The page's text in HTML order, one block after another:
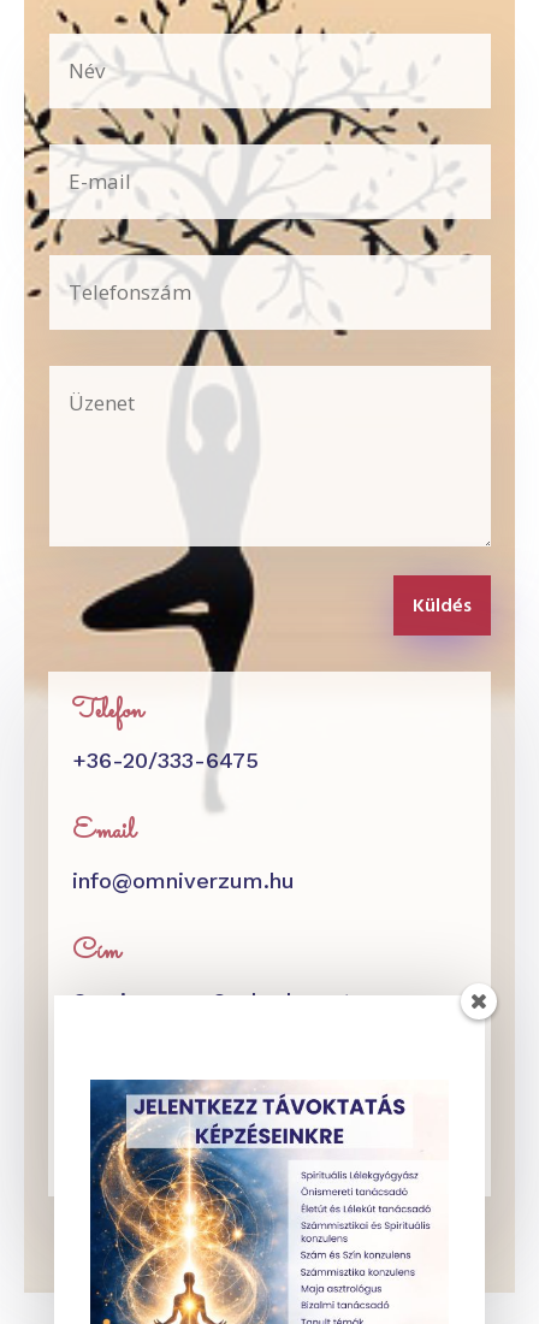
Küldés
Telefon
+36-20/333-6475
Email
info@omniverzum.hu
Cím
Omniverzum Szabadegyetem
2 emelet 5.
82-es kapucsengő